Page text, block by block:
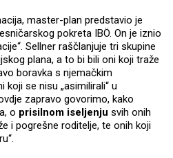
master-plan predstavio je
pokreta IBÖ. On je iznio
Sellner raščlanjuje tri skupine
plana, a to bi bili oni koji traže
boravka s njemačkim
koji se nisu „asimilirali“ u
zapravo govorimo, kako
o prisilnom iseljenju svih onih
i pogrešne roditelje, te onih koji